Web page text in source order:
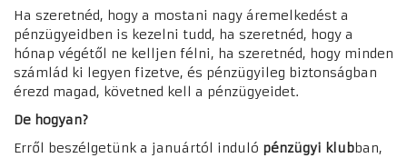
Ha szeretnéd, hogy a mostani nagy áremelkedést a
pénzügyeidben is kezelni tudd, ha szeretnéd, hogy a
hónap végétől ne kelljen félni, ha szeretnéd, hogy minden
számlád ki legyen fizetve, és pénzügyileg biztonságban
érezd magad, követned kell a pénzügyeidet.
De hogyan?
Erről beszélgetünk a januártól induló pénzügyi klubban,